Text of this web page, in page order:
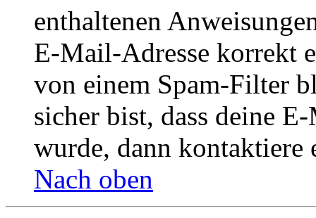
enthaltenen
E-Mail-Adresse korrekt
von einem Spam-Filter
sicher bist, dass deine
wurde, dann kontaktiere
Nach oben